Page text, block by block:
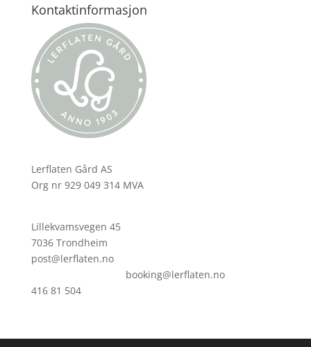
Kontaktinformasjon
Lerflaten Gård AS
Org nr 929 049 314 MVA
Lillekvamsvegen 45
7036 Trondheim
post@lerflaten.no
booking@lerflaten.no
416 81 504